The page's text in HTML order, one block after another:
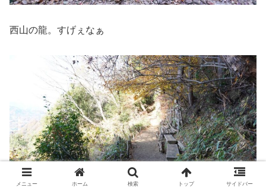
西山の龍。すげぇなぁ
メニュー ホーム 検索 トップ サイドバー